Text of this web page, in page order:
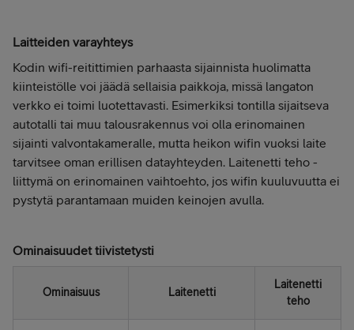
Laitteiden varayhteys
Kodin wifi-reitittimien parhaasta sijainnista huolimatta
kiinteistölle voi jäädä sellaisia paikkoja, missä langaton
verkko ei toimi luotettavasti. Esimerkiksi tontilla sijaitseva
autotalli tai muu talousrakennus voi olla erinomainen
sijainti valvontakameralle, mutta heikon wifin vuoksi laite
tarvitsee oman erillisen datayhteyden. Laitenetti teho -
liittymä on erinomainen vaihtoehto, jos wifin kuuluvuutta ei
pystytä parantamaan muiden keinojen avulla.
Ominaisuudet tiivistetysti
Ominaisuus Laitenetti
Laitenetti
teho